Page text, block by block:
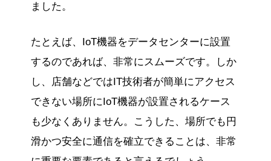
ました。
たとえば、IoT機器をデータセンターに設置
するのであれば、非常にスムーズです。しか
し、店舗などではIT技術者が簡単にアクセス
できない場所にIoT機器が設置されるケース
も少なくありません。こうした、場所でも円
滑かつ安全に通信を確立できることは、非常